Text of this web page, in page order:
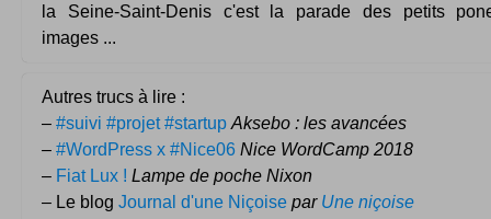
la Seine-Saint-Denis c'est la parade des petits
images ...
Autres trucs à lire :
– #suivi #projet #startup Aksebo : les avancées
– #WordPress x #Nice06 Nice WordCamp 2018
– Fiat Lux ! Lampe de poche Nixon
– Le blog Journal d'une Niçoise par Une niçoise